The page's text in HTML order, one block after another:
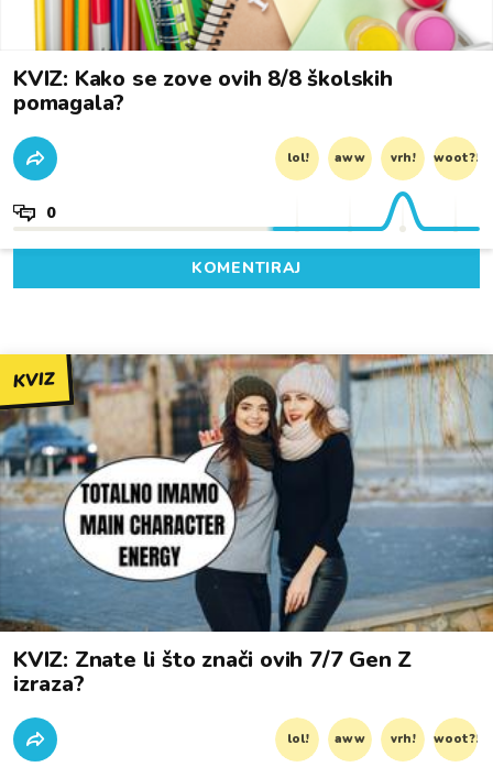
KVIZ: Kako se zove ovih 8/8 školskih
pomagala?
lol! aww vrh! woot?!
0
KOMENTIRAJ
KVIZ
KVIZ: Znate li što znači ovih 7/7 Gen Z
izraza?
lol! aww vrh! woot?!